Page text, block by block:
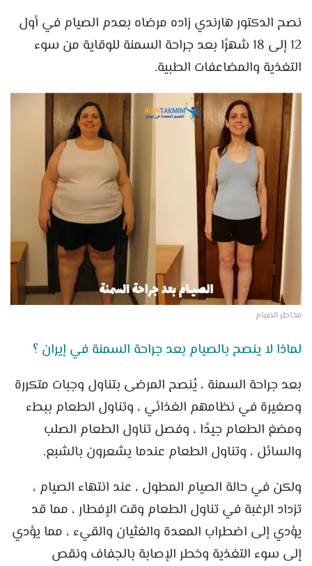
نصح الدكتور هارندي زاده مرضاه بعدم الصيام في أول
12 إلى 18 شهرًا بعد جراحة السمنة للوقاية من سوء
التغذية والمضاعفات الطبية.
مخاطر الصيام
لماذا لا ينصح بالصيام بعد جراحة السمنة في إيران ؟
بعد جراحة السمنة ، يُنصح المرضى بتناول وجبات متكررة
وصغيرة في نظامهم الغذائي ، وتناول الطعام ببطء
ومضغ الطعام جيدًا ، وفصل تناول الطعام الصلب
والسائل ، وتناول الطعام عندما يشعرون بالشبع.
ولكن في حالة الصيام المطول ، عند انتهاء الصيام ،
تزداد الرغبة في تناول الطعام وقت الإفطار ، مما قد
يؤدي إلى اضطراب المعدة والغثيان والقيء ، مما يؤدي
إلى سوء التغذية وخطر الإصابة بالجفاف ونقص